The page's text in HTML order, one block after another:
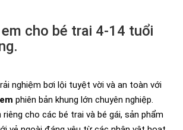
cho bé trai 4-14 tuổi
nghiệm bơi lội tuyệt vời và an toàn với
phiên bản khung lớn chuyên nghiệp.
cho các bé trai và bé gái, sản phẩm